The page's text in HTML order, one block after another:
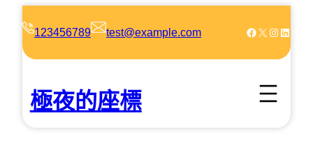
123456789 test@example.com Facebook X Instagram LinkedIn
極夜的座標